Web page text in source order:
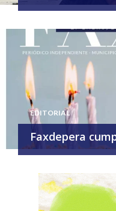
EDITORIAL
Faxdepera